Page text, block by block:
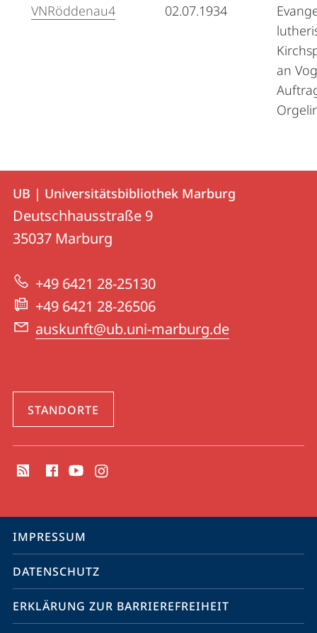
VNRöddenau4 02.07.1934
an
Kontakt
und
Informationen
zur
Website
Kontaktinformationen
UB
|
Universitätsbibliothek
Marburg
UB | Universitätsbibliothek Marburg
Deutschhausstraße 9
35037 Marburg
+49 6421 28-25130
+49 6421 28-26506
auskunft@ub.uni-marburg.de
STANDORTE
Media
Service-
Navigation
IMPRESSUM
DATENSCHUTZ
ERKLÄRUNG ZUR BARRIEREFREIHEIT